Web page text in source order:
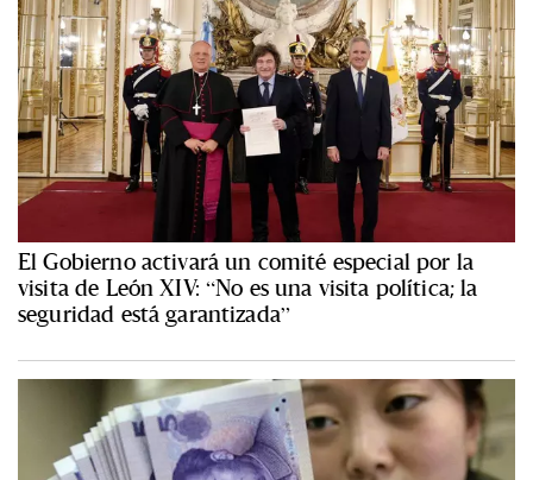
El Gobierno activará un comité especial por la
visita de León XIV: “No es una visita política; la
seguridad está garantizada”